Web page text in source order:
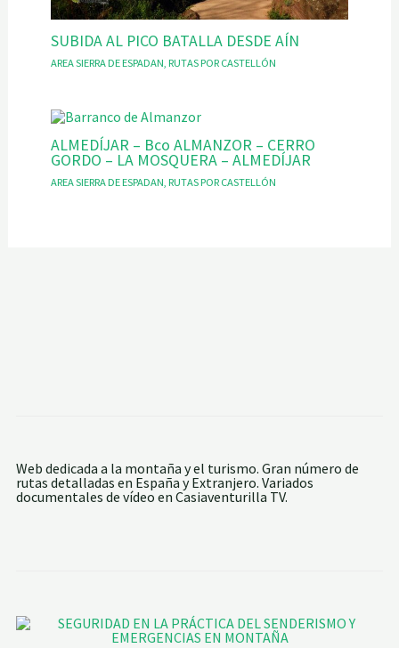
SUBIDA AL PICO BATALLA DESDE AÍN
AREA SIERRA DE ESPADAN RUTAS POR CASTELLÓN
ALMEDÍJAR – Bco ALMANZOR – CERRO
GORDO – LA MOSQUERA – ALMEDÍJAR
AREA SIERRA DE ESPADAN, RUTAS POR CASTELLÓN
Web dedicada a la montaña y el turismo. Gran número de
rutas detalladas en España y Extranjero. Variados
documentales de vídeo en Casiaventurilla TV.